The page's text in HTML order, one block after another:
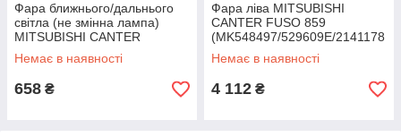
Фара ближнього/дальнього
світла (не змінна лампа)
MITSUBISHI CANTER
515/639/659 GEN
Немає в наявності
658 ₴
Фара ліва MITSUBISHI
CANTER FUSO 859
(MK548497/529609E/2141178
LLDEM) TLG
Немає в наявності
4 112 ₴